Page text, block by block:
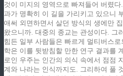
것이 미지의 영역으로 빠져들어 버렸다
과가 명확히 이 길을 가리키고 있으니
애써 외면하면서 살던 방식의 생에만
왔으니까. 대중의 종교는 관성이다. 그
힘든 일부 사람들은 빠르게 멀티버스
학은 이를 뒷받침할 만한 연구 결과를
로인 우주는 인간의 의식 속에서 점점
계와 나라는 인식까지도. 그리하여 풀